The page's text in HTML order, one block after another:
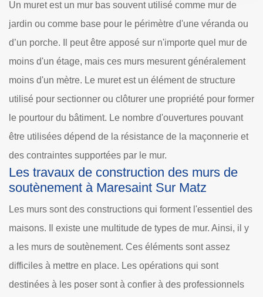
Un muret est un mur bas souvent utilisé comme mur de
jardin ou comme base pour le périmètre d'une véranda ou
d’un porche. Il peut être apposé sur n'importe quel mur de
moins d'un étage, mais ces murs mesurent généralement
moins d'un mètre. Le muret est un élément de structure
utilisé pour sectionner ou clôturer une propriété pour former
le pourtour du bâtiment. Le nombre d'ouvertures pouvant
être utilisées dépend de la résistance de la maçonnerie et
des contraintes supportées par le mur.
Les travaux de construction des murs de
soutènement à Maresaint Sur Matz
Les murs sont des constructions qui forment l'essentiel des
maisons. Il existe une multitude de types de mur. Ainsi, il y
a les murs de soutènement. Ces éléments sont assez
difficiles à mettre en place. Les opérations qui sont
destinées à les poser sont à confier à des professionnels